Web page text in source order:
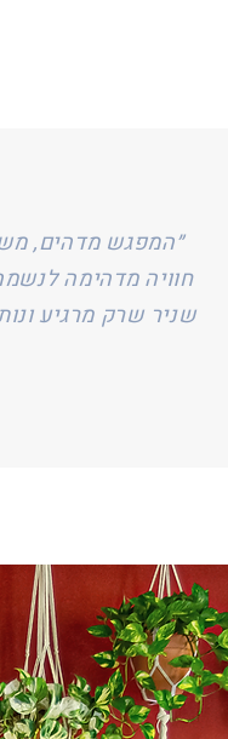
״המפגש מדהים,
חוויה מדהימה
שניר שרק מרגיע